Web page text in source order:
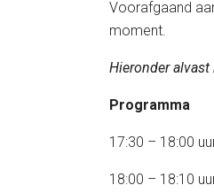
Voorafgaand
moment.
Hieronder
Programma
17:30 – 18:00
18:00 – 18:10